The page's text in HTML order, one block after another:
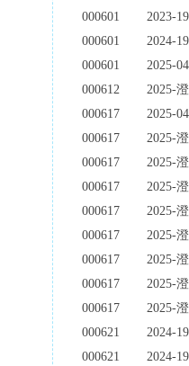
000601
2023-
000601
2024-
000601
2025-
000612
2025-
000617
2025-
000617
2025-
000617
2025-
000617
2025-
000617
2025-
000617
2025-
000617
2025-
000617
2025-
000617
2025-
000621
2024-
000621
2024-